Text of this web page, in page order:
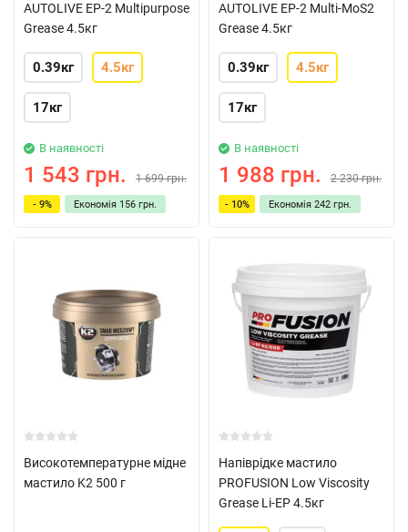
AUTOLIVE EP-2 Multipurpose
Grease 4.5кг
0.39кг 4.5кг
17кг
В наявності
1 543 грн. 1 699 грн.
- 9% Економія 156 грн.
AUTOLIVE EP-2 Multi-MoS2
Grease 4.5кг
0.39кг 4.5кг
17кг
В наявності
1 988 грн. 2 230 грн.
- 10% Економія 242 грн.
Високотемпературне мідне
мастило K2 500 г
Напіврідке мастило
PROFUSION Low Viscosity
Grease Li-EP 4.5кг